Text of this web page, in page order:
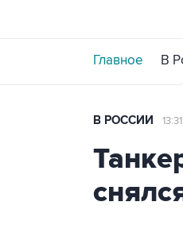
Главное В
В РОССИИ